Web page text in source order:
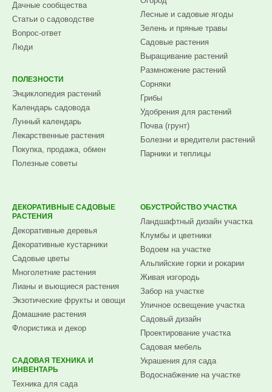
Дачные сообщества
Статьи о садоводстве
Вопрос-ответ
Люди
ПОЛЕЗНОСТИ
Энциклопедия растений
Календарь садовода
Лунный календарь
Лекарственные растения
Покупка, продажа, обмен
Полезные советы
Лесные и садовые ягоды
Зелень и пряные травы
Садовые растения
Выращивание растений
Размножение растений
Сорняки
Грибы
Удобрения для растений
Почва (грунт)
Болезни и вредители растений
Парники и теплицы
ДЕКОРАТИВНЫЕ САДОВЫЕ
РАСТЕНИЯ
Декоративные деревья
Декоративные кустарники
Садовые цветы
Многолетние растения
Лианы и вьющиеся растения
Экзотические фрукты и овощи
Домашние растения
Флористика и декор
САДОВАЯ ТЕХНИКА И
ИНВЕНТАРЬ
Техника для сада
ОБУСТРОЙСТВО УЧАСТКА
Ландшафтный дизайн участка
Клумбы и цветники
Водоем на участке
Альпийские горки и рокарии
Живая изгородь
Забор на участке
Уличное освещение участка
Садовый дизайн
Проектирование участка
Садовая мебель
Украшения для сада
Водоснабжение на участке